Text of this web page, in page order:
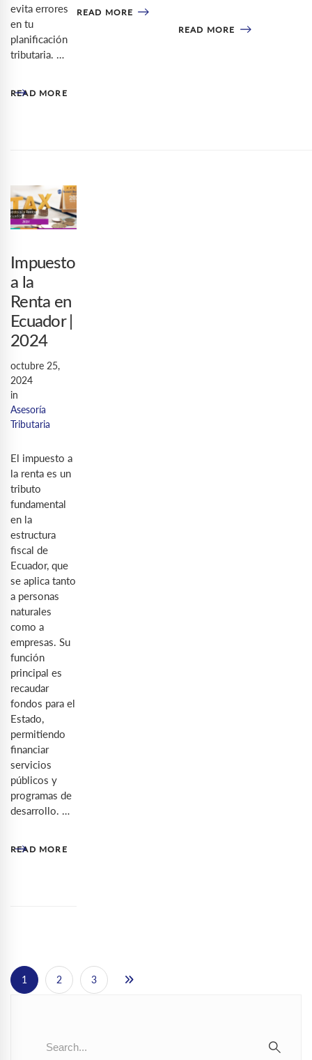
evita errores
en tu
planificación
tributaria. …
READ MORE
READ MORE
READ MORE
Impuesto
a la
Renta en
Ecuador |
2024
octubre 25,
2024
in
Asesoría
Tributaria
El impuesto a
la renta es un
tributo
fundamental
en la
estructura
fiscal de
Ecuador, que
se aplica tanto
a personas
naturales
como a
empresas. Su
función
principal es
recaudar
fondos para el
Estado,
permitiendo
financiar
servicios
públicos y
programas de
desarrollo. …
READ MORE
1 2 3
for: